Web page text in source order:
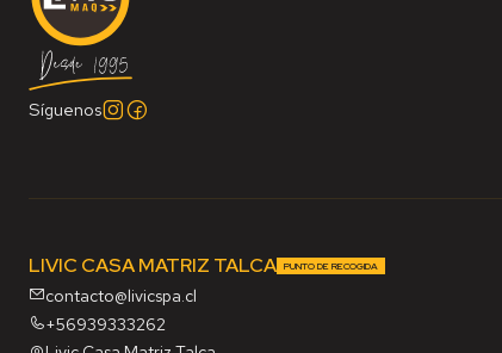
Síguenos
LIVIC CASA MATRIZ TALCA PUNTO DE RECOGIDA
contacto@livicspa.cl
+56939333262